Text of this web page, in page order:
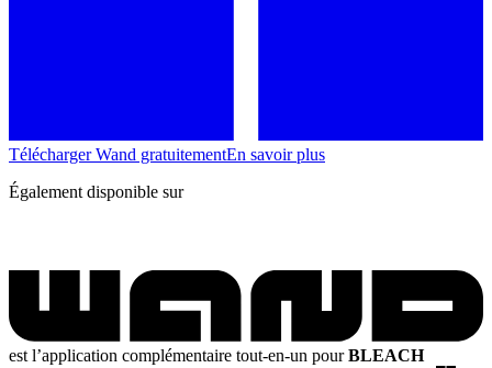
Télécharger Wand gratuitementEn savoir plus
Également disponible sur
est l’application complémentaire tout-en-un pourBLEACH